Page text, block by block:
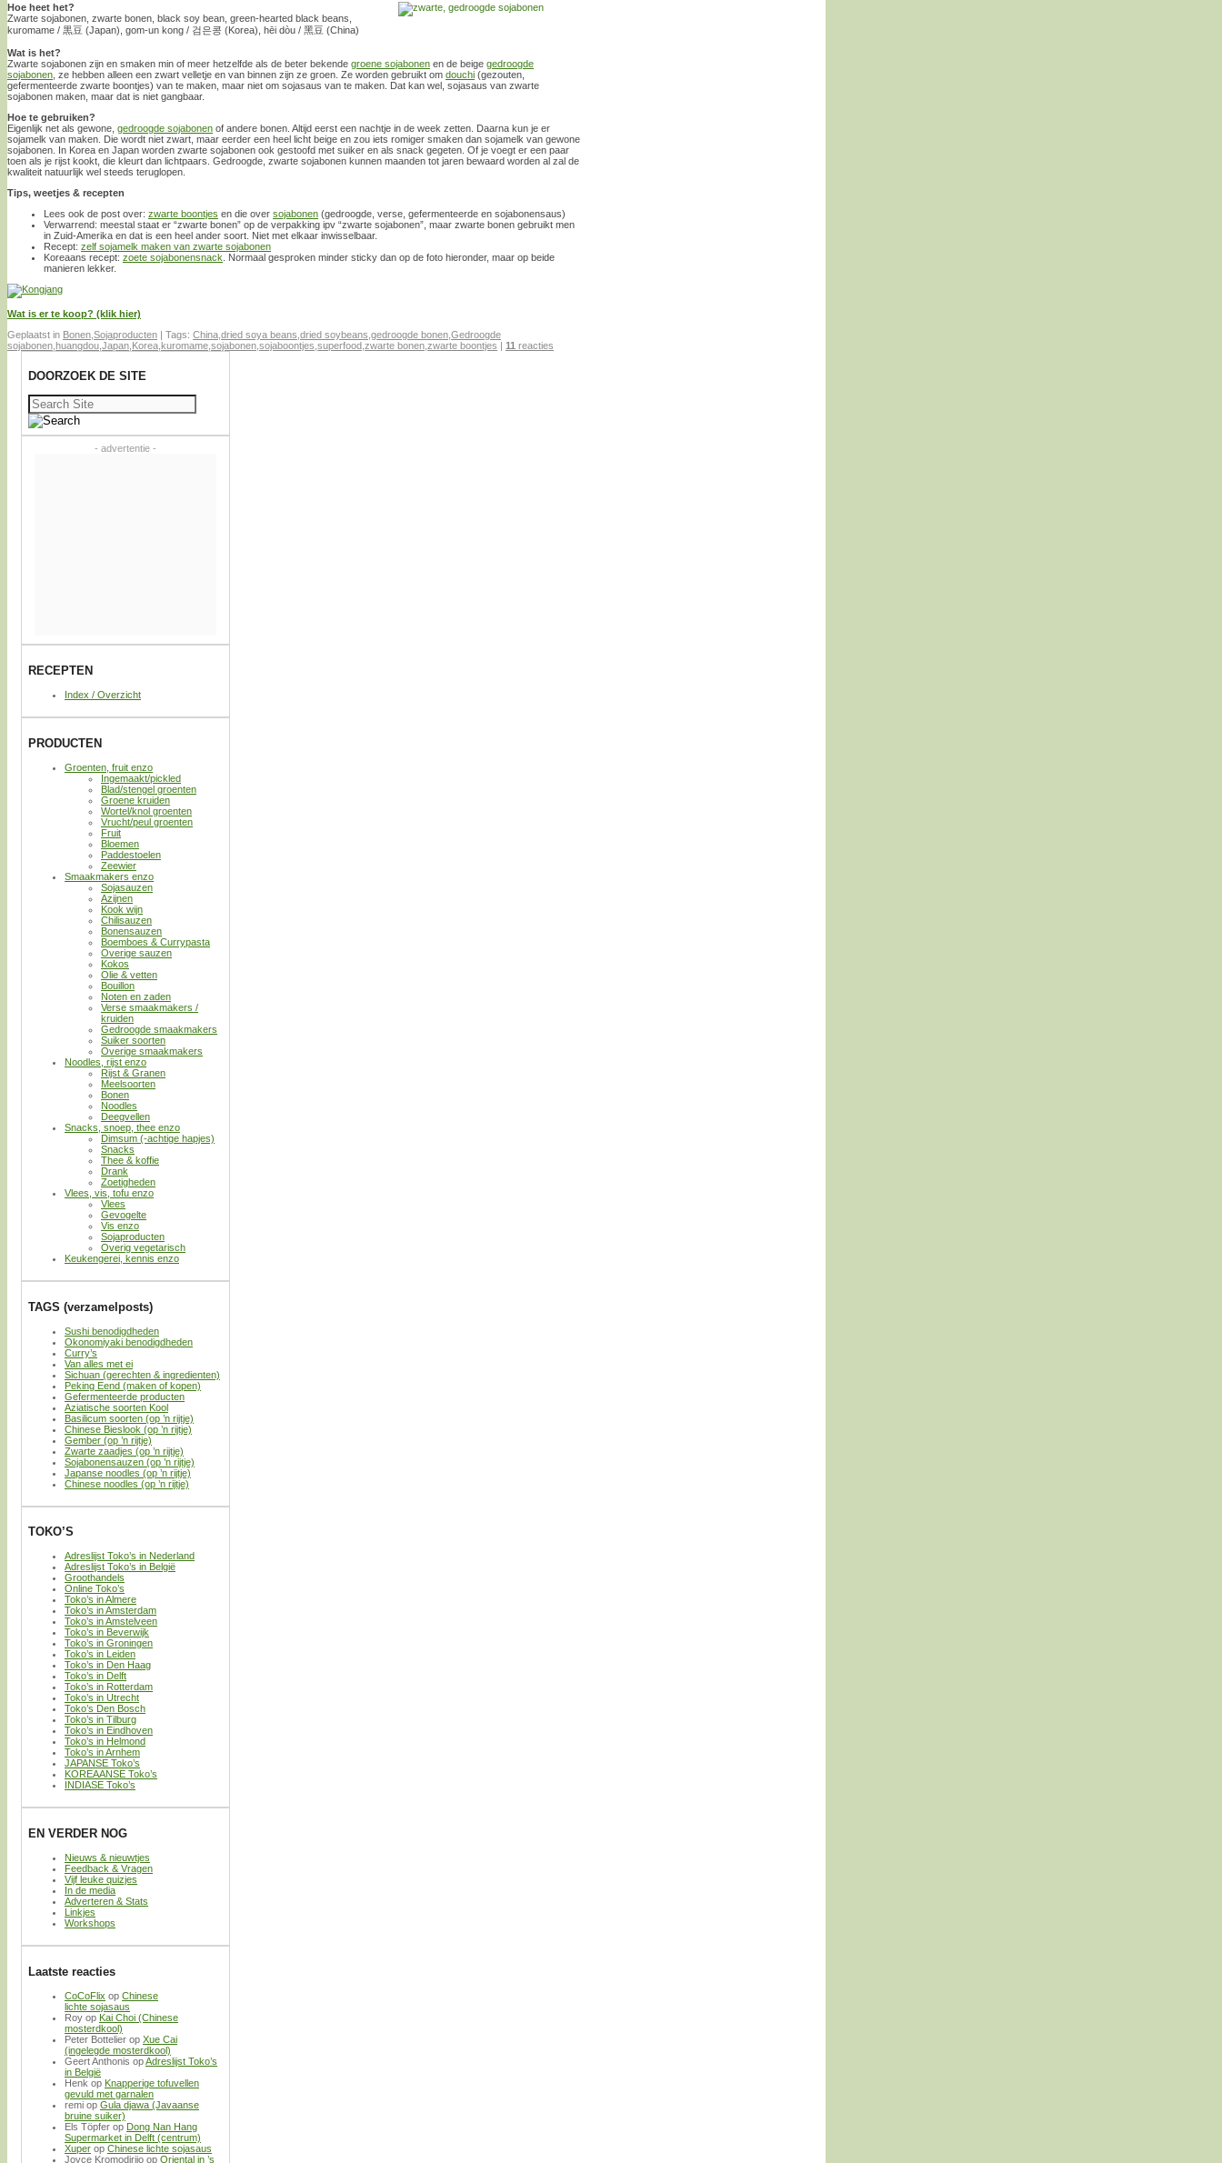
Hoe heet het?
Zwarte sojabonen, zwarte bonen, black soy bean, green-hearted black beans,
kuromame / 黒豆 (Japan), gom-un kong / 검은콩 (Korea), hēi dòu / 黑豆 (China)
Wat is het?
Zwarte sojabonen zijn en smaken min of meer hetzelfde als de beter bekende groene sojabonen en de beige gedroogde
sojabonen , ze hebben alleen een zwart velletje en van binnen zijn ze groen. Ze worden gebruikt om douchi (gezouten,
gefermenteerde zwarte boontjes) van te maken, maar niet om sojasaus van te maken. Dat kan wel, sojasaus van zwarte
sojabonen maken, maar dat is niet gangbaar.
Hoe te gebruiken?
Eigenlijk net als gewone, gedroogde sojabonen of andere bonen. Altijd eerst een nachtje in de week zetten. Daarna kun je er
sojamelk van maken. Die wordt niet zwart, maar eerder een heel licht beige en zou iets romiger smaken dan sojamelk van gewone
sojabonen. In Korea en Japan worden zwarte sojabonen ook gestoofd met suiker en als snack gegeten. Of je voegt er een paar
toen als je rijst kookt, die kleurt dan lichtpaars. Gedroogde, zwarte sojabonen kunnen maanden tot jaren bewaard worden al zal de
kwaliteit natuurlijk wel steeds teruglopen.
Tips, weetjes & recepten
Lees ook de post over: zwarte boontjes en die over sojabonen (gedroogde, verse, gefermenteerde en sojabonensaus)
Verwarrend: meestal staat er “zwarte bonen” op de verpakking ipv “zwarte sojabonen”, maar zwarte bonen gebruikt men
in Zuid-Amerika en dat is een heel ander soort. Niet met elkaar inwisselbaar.
Recept: zelf sojamelk maken van zwarte sojabonen
Koreaans recept: zoete sojabonensnack . Normaal gesproken minder sticky dan op de foto hieronder, maar op beide
manieren lekker.
Wat is er te koop? (klik hier)
Geplaatst in Bonen Sojaproducten | Tags: China dried soya beans dried soybeans gedroogde bonen Gedroogde
sojabonen huangdou Japan Korea kuromame sojabonen sojaboontjes superfood zwarte bonen zwarte boontjes | 11 reacties
DOORZOEK DE SITE
Zoeken
naar:
- advertentie -
RECEPTEN
Index / Overzicht
PRODUCTEN
Groenten, fruit enzo
Ingemaakt/pickled
Blad/stengel groenten
Groene kruiden
Wortel/knol groenten
Vrucht/peul groenten
Fruit
Bloemen
Paddestoelen
Zeewier
Smaakmakers enzo
Sojasauzen
Azijnen
Kook wijn
Chilisauzen
Bonensauzen
Boemboes & Currypasta
Overige sauzen
Kokos
Olie & vetten
Bouillon
Noten en zaden
Verse smaakmakers /
kruiden
Gedroogde smaakmakers
Suiker soorten
Overige smaakmakers
Noodles, rijst enzo
Rijst & Granen
Meelsoorten
Bonen
Noodles
Deegvellen
Snacks, snoep, thee enzo
Dimsum (-achtige hapjes)
Snacks
Thee & koffie
Drank
Zoetigheden
Vlees, vis, tofu enzo
Vlees
Gevogelte
Vis enzo
Sojaproducten
Overig vegetarisch
Keukengerei, kennis enzo
TAGS (verzamelposts)
Sushi benodigdheden
Okonomiyaki benodigdheden
Curry’s
Van alles met ei
Sichuan (gerechten & ingredienten)
Peking Eend (maken of kopen)
Gefermenteerde producten
Aziatische soorten Kool
Basilicum soorten (op ’n rijtje)
Chinese Bieslook (op ’n rijtje)
Gember (op ’n rijtje)
Zwarte zaadjes (op ’n rijtje)
Sojabonensauzen (op ’n rijtje)
Japanse noodles (op ’n rijtje)
Chinese noodles (op ’n rijtje)
TOKO’S
Adreslijst Toko’s in Nederland
Adreslijst Toko’s in België
Groothandels
Online Toko’s
Toko’s in Almere
Toko’s in Amsterdam
Toko’s in Amstelveen
Toko’s in Beverwijk
Toko’s in Groningen
Toko’s in Leiden
Toko’s in Den Haag
Toko’s in Delft
Toko’s in Rotterdam
Toko’s in Utrecht
Toko’s Den Bosch
Toko’s in Tilburg
Toko’s in Eindhoven
Toko’s in Helmond
Toko’s in Arnhem
JAPANSE Toko’s
KOREAANSE Toko’s
INDIASE Toko’s
EN VERDER NOG
Nieuws & nieuwtjes
Feedback & Vragen
Vijf leuke quizjes
In de media
Adverteren & Stats
Linkjes
Workshops
Laatste reacties
CoCoFlix op Chinese
lichte sojasaus
Roy op Kai Choi (Chinese
mosterdkool)
Peter Bottelier op Xue Cai
(ingelegde mosterdkool)
Geert Anthonis opAdreslijst Toko’s
in België
Henk op Knapperige tofuvellen
gevuld met garnalen
remi op Gula djawa (Javaanse
bruine suiker)
Els Töpfer op Dong Nan Hang
Supermarket in Delft (centrum)
Xuper op Chinese lichte sojasaus
Joyce Kromodirijo op Oriental in ’s